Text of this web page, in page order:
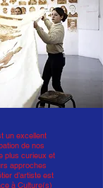
un excellent
de nos
plus curieux et
approches
d’artiste est
à Culture(s)